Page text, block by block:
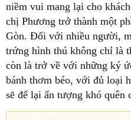
niềm vui mang lại cho
chị Phương trở thành một
Gòn. Đối với nhiều người,
trứng hình thú không chỉ là
còn là trở về với những ký
bánh thơm béo, với đủ loại
sẽ để lại ấn tượng khó